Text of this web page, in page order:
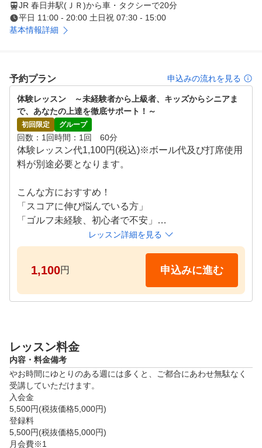
インストラクターは全員当社の厳しい基準をクリア、その
後も進化し続けるギア、技術、コーチング理論をフォロー
アップするために定期的な研修を受けています。 また、
同じ目的を持つ仲間とレベルアップ
少人数制のグループレッスンだから同じ目的をもつ仲間、
会社などでは知り合うことのない ゴルフ仲間を見つけて
いただけます。 スクール生対象のコンペやゴルフ合宿も
開催しておりますので、レッスン以外でもおもいっきりゴ
●POINT４
実際のコースでより実践的なトレーニング
定期的に実施しているラウンドレッスンで、日頃の練習の
成果を確認するだけでなく、実践的なトレーニングでさら
の方を対象にしたコースデビュー会も開催しています。
●POINT５
テーブル制。ライフスタイルにあわせて、無理なく、無駄
なく続けて頂くことができます。また、各種ゴルフ用品も
無料貸し出ししておりますのでお気軽にお越しください。
JR 春日井駅(ＪＲ)から車・タクシーで20分
平日 11:00 - 20:00 土日祝 07:30 - 15:00
基本情報詳細
予約プラン 申込みの流れを見る
体験レッスン　～未経験者から上級者、キッズからシニアま
で、あなたの上達を徹底サポート！～
初回限定 グループ
回数 1回時間 1回　60分
体験レッスン代1,100円(税込)※ボール代及び打席使用
料が別途必要となります。
こんな方におすすめ！
「スコアに伸び悩んでいる方」
「ゴルフ未経験、初心者で不安」
「100切りを目指したい」
「ゴルフ仲間を増やしたい」
「もう一度基本からやり直したい方」
「とにかく楽しいゴルフをしたい方」
火・水曜　11:00～、13:00～、18:30、20:00～
金曜　11:00～、13:00～
土・日曜　9:00～、10:30～、13:00～、15:00～
【レッスン当日に必要な物】
・運動できる服装
・運動靴
レッスン詳細を見る
1,100円 申込みに進む
レッスン料金
内容・料金備考
やお時間にゆとりのある週には多くと、ご都合にあわせ無駄なく
受講していただけます。
入会金
5,500円(税抜価格5,000円)
登録料
5,500円(税抜価格5,000円)
月会費※1